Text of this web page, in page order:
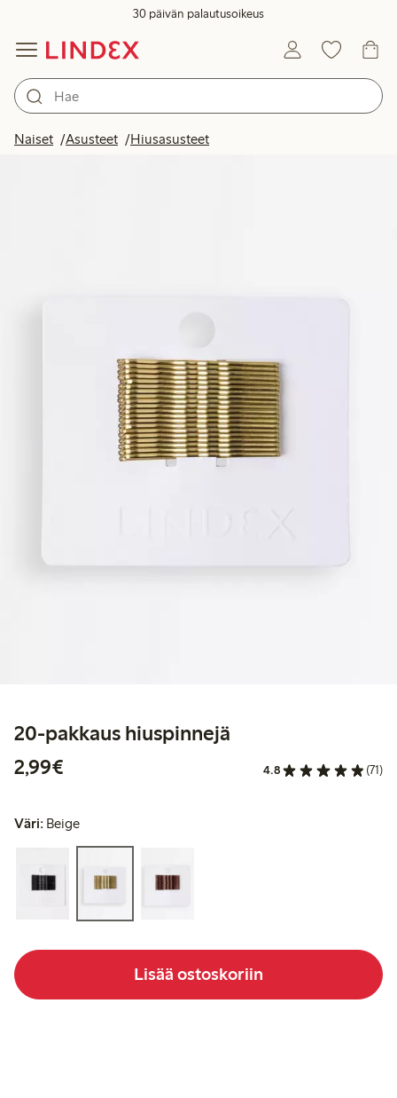
30 päivän palautusoikeus
Naiset Asusteet Hiusasusteet
20-pakkaus hiuspinnejä
2,99€
4.8 (71)
Väri: Beige
Lisää ostoskoriin